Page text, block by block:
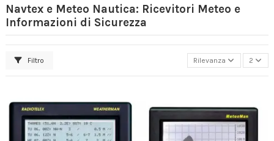
Navtex e Meteo Nautica: Ricevitori Meteo e
Informazioni di Sicurezza
Filtro Rilevanza 2